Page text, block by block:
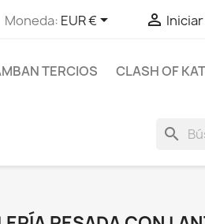
Moneda: EUR € 
TERCIOS CLASH OF
search